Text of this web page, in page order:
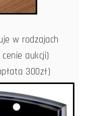
w rodzajach
aukcji)
300zł)